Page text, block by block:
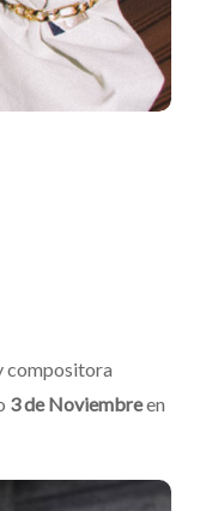
compositora
3 de Noviembreen